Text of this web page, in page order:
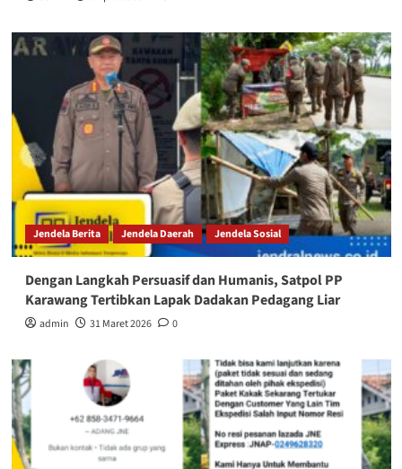
Jendela Berita Jendela Daerah Jendela Sosial
Dengan Langkah Persuasif dan Humanis, Satpol PP
Karawang Tertibkan Lapak Dadakan Pedagang Liar
admin 31 Maret 2026 0